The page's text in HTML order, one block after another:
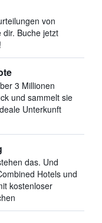
von
dir. Buche jetzt
3 Millionen
und sammelt sie
Unterkunft
das. Und
Hotels und
kostenloser